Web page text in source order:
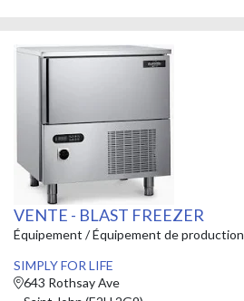
VENTE - BLAST FREEZER
Équipement / Équipement de production
SIMPLY FOR LIFE
643 Rothsay Ave